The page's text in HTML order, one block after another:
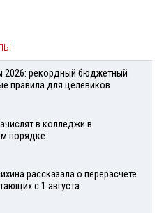
2026: рекордный бюджетный
правила для целевиков
в колледжи в
порядке
рассказала о перерасчете
с 1 августа